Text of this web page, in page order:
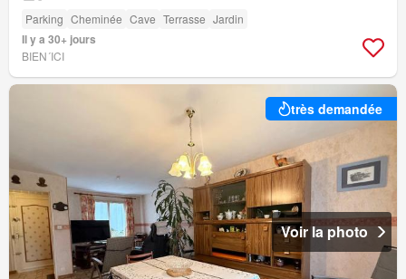
Parking Cheminée Cave Terrasse Jardin
Il y a 30+ jours
BIEN´ICI
très demandée
Voir la photo